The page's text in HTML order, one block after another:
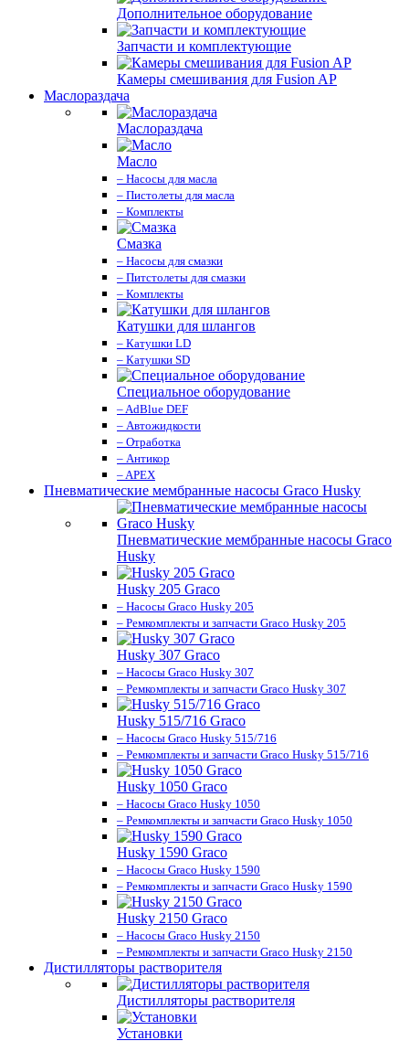
Дополнительное оборудование
Запчасти и комплектующие
Камеры смешивания для Fusion AP
Маслораздача
Маслораздача
Масло
– Насосы для масла
– Пистолеты для масла
– Комплекты
Смазка
– Насосы для смазки
– Питстолеты для смазки
– Комплекты
Катушки для шлангов
– Катушки LD
– Катушки SD
Специальное оборудование
– AdBlue DEF
– Автожидкости
– Отработка
– Антикор
– APEX
Пневматические мембранные насосы Graco Husky
Пневматические мембранные насосы Graco
Husky
Husky 205 Graco
– Насосы Graco Husky 205
– Ремкомплекты и запчасти Graco Husky 205
Husky 307 Graco
– Насосы Graco Husky 307
– Ремкомплекты и запчасти Graco Husky 307
Husky 515/716 Graco
– Насосы Graco Husky 515/716
– Ремкомплекты и запчасти Graco Husky 515/716
Husky 1050 Graco
– Насосы Graco Husky 1050
– Ремкомплекты и запчасти Graco Husky 1050
Husky 1590 Graco
– Насосы Graco Husky 1590
– Ремкомплекты и запчасти Graco Husky 1590
Husky 2150 Graco
– Насосы Graco Husky 2150
– Ремкомплекты и запчасти Graco Husky 2150
Дистилляторы растворителя
Дистилляторы растворителя
Установки